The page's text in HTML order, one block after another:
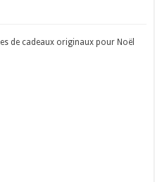
de cadeaux originaux pour Noël